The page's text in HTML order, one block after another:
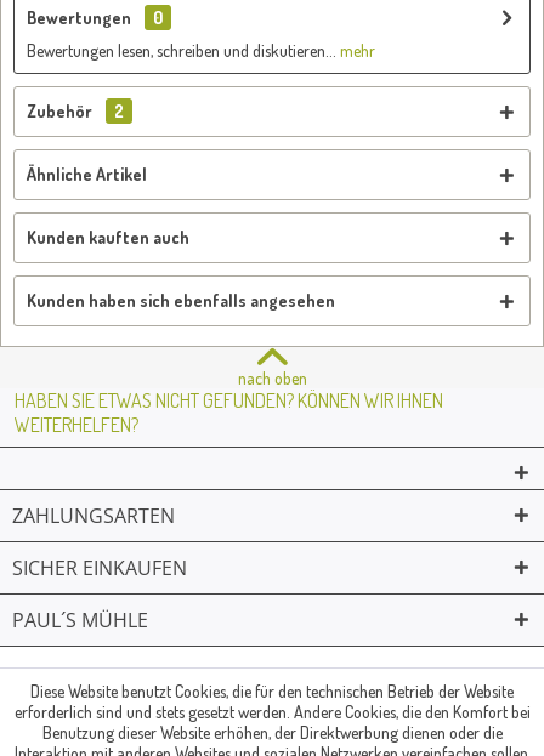
Bewertungen
0
Bewertungen lesen, schreiben und diskutieren...
mehr
Zubehör 2
Ähnliche Artikel
Kunden kauften auch
Kunden haben sich ebenfalls angesehen
nach oben
HABEN SIE ETWAS NICHT GEFUNDEN? KÖNNEN WIR IHNEN
WEITERHELFEN?
ZAHLUNGSARTEN
SICHER EINKAUFEN
PAUL´S MÜHLE
© Paul's Mühle | Inhaber: Christof Paul e.K. | Westring 2 | 45659
Recklinghausen
Fax: 02361 -28831 | E-Mail: info@pauls-muehle.de
Diese Website benutzt Cookies, die für den technischen Betrieb der Website
erforderlich sind und stets gesetzt werden. Andere Cookies, die den Komfort bei
Benutzung dieser Website erhöhen, der Direktwerbung dienen oder die